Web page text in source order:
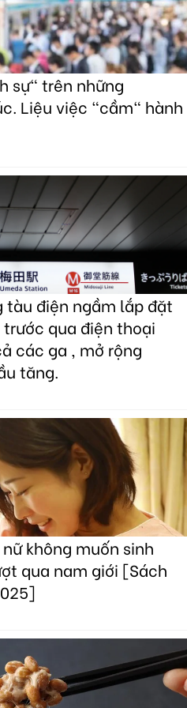
sự" trên những
Liệu việc "cầm" hành
tàu điện ngầm lắp đặt
qua điện thoại
các ga , mở rộng
tăng.
không muốn sinh
qua nam giới [Sách